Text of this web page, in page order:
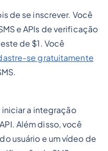
de se inscrever. Você
e APIs de verificação
de $1. Você
se gratuitamente
a integração
Além disso, você
usuário e um vídeo de